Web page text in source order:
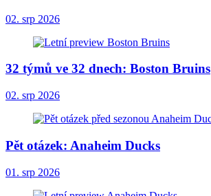
02. srp 2026
32 týmů ve 32 dnech: Boston Bruins
02. srp 2026
Pět otázek: Anaheim Ducks
01. srp 2026